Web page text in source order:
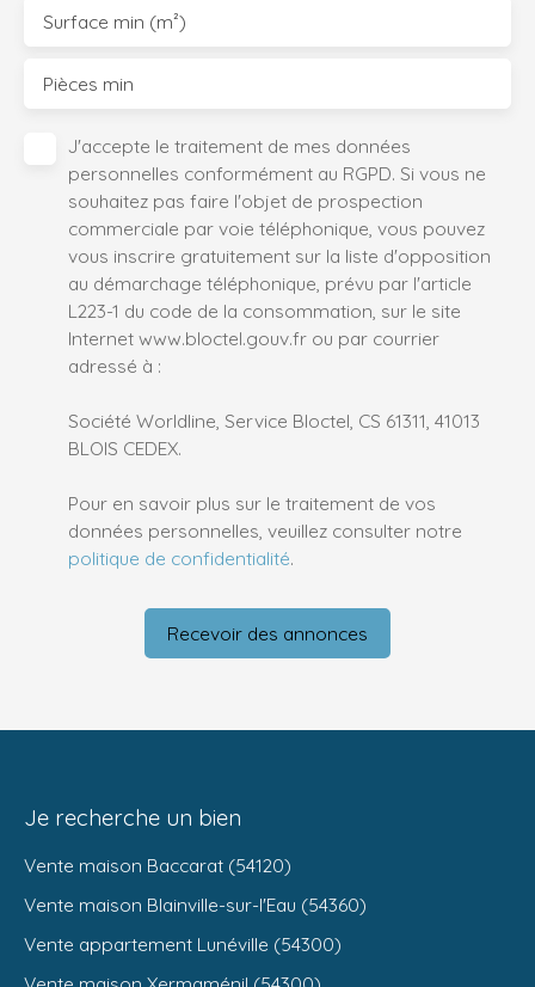
Surface min (m²)
Pièces min
J'accepte le traitement de mes données
personnelles conformément au RGPD. Si vous ne
souhaitez pas faire l'objet de prospection
commerciale par voie téléphonique, vous pouvez
vous inscrire gratuitement sur la liste d'opposition
au démarchage téléphonique, prévu par l'article
L223-1 du code de la consommation, sur le site
Internet www.bloctel.gouv.fr ou par courrier
adressé à :
Société Worldline, Service Bloctel, CS 61311, 41013
BLOIS CEDEX.
Pour en savoir plus sur le traitement de vos
données personnelles, veuillez consulter notre
politique de confidentialité.
Recevoir des annonces
Je recherche un bien
Vente maison Baccarat (54120)
Vente maison Blainville-sur-l'Eau (54360)
Vente appartement Lunéville (54300)